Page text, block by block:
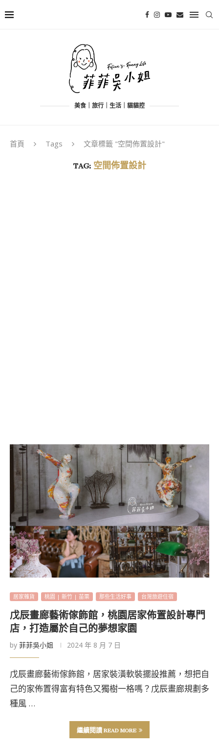
美食｜旅行｜生活｜貓貓控
首頁 Tags 文章標籤 "空間佈置設計"
TAG:空間佈置設計
居家雜貨 桃園 | 新竹 | 苗栗 那些生活好事 台灣旅遊住宿
戊辰畫廊藝術傢飾館，桃園居家佈置設計專門
店，打造屬於自己的夢想家園
by 菲菲吳小姐 2024 年 8 月 7 日
戊辰畫廊藝術傢飾館，居家裝潢軟裝擺設推薦，想把自
己的家佈置得富有特色又獨樹一格嗎？戊辰畫廊規劃多
種風 …
繼續閱讀 READ MORE